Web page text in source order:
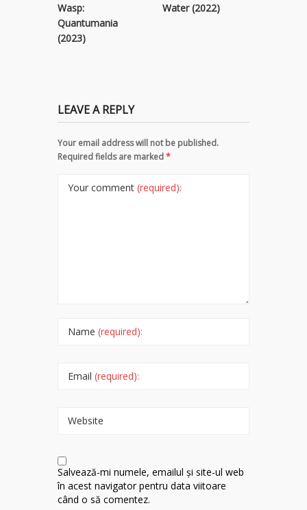
Wasp:
Quantumania
(2023)
Water (2022)
LEAVE A REPLY
Your email address will not be published.
Required fields are marked*
Your comment (required):
Name (required):
Email (required):
Website
Salvează-mi numele, emailul și site-ul web
în acest navigator pentru data viitoare
când o să comentez.